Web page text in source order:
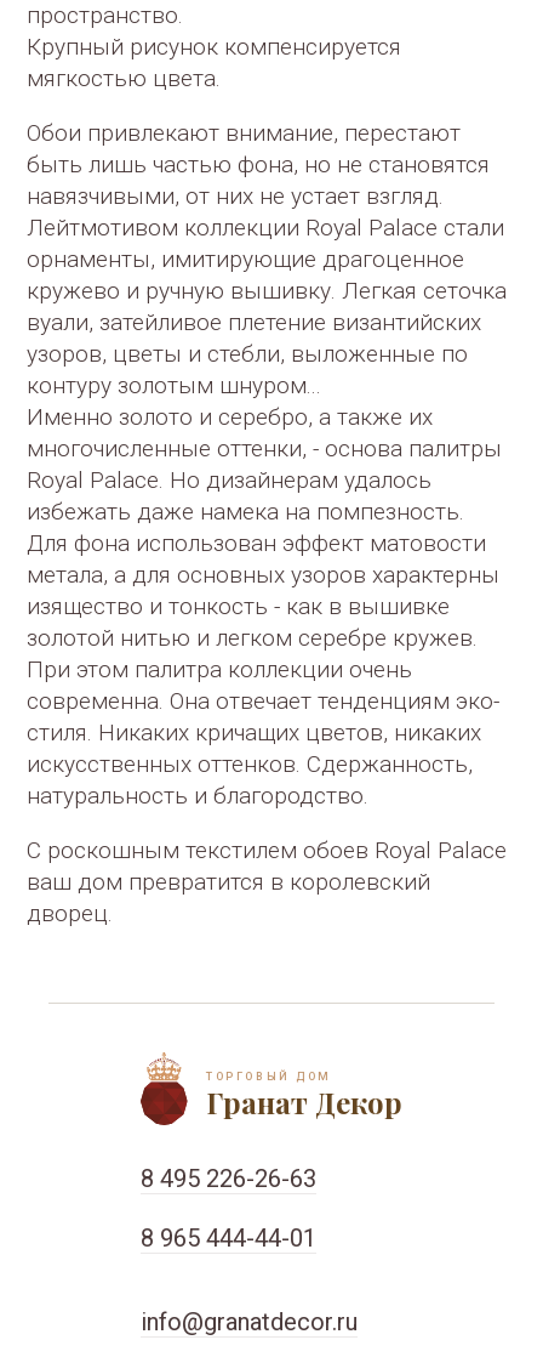
пространство.
Крупный рисунок компенсируется
мягкостью цвета.
Обои привлекают внимание, перестают
быть лишь частью фона, но не становятся
навязчивыми, от них не устает взгляд.
Лейтмотивом коллекции Royal Palace стали
орнаменты, имитирующие драгоценное
кружево и ручную вышивку. Легкая сеточка
вуали, затейливое плетение византийских
узоров, цветы и стебли, выложенные по
контуру золотым шнуром...
Именно золото и серебро, а также их
многочисленные оттенки, - основа палитры
Royal Palace. Но дизайнерам удалось
избежать даже намека на помпезность.
Для фона использован эффект матовости
метала, а для основных узоров характерны
изящество и тонкость - как в вышивке
золотой нитью и легком серебре кружев.
При этом палитра коллекции очень
современна. Она отвечает тенденциям эко-
стиля. Никаких кричащих цветов, никаких
искусственных оттенков. Сдержанность,
натуральность и благородство.
С роскошным текстилем обоев Royal Palace
ваш дом превратится в королевский
дворец.
ТОРГОВЫЙ ДОМ
Гранат Декор
8 495 226-26-63
8 965 444-44-01
info@granatdecor.ru